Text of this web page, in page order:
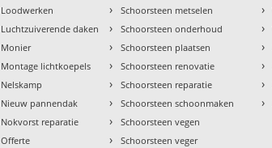
Loodwerken
Luchtzuiverende daken
Monier
Montage lichtkoepels
Nelskamp
Nieuw pannendak
Nokvorst reparatie
Offerte
› Schoorsteen metselen
› Schoorsteen onderhoud
› Schoorsteen plaatsen
› Schoorsteen renovatie
› Schoorsteen reparatie
› Schoorsteen schoonmaken
› Schoorsteen vegen
› Schoorsteen veger
›
›
›
›
›
›